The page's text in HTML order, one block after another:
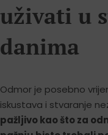
uživati u
danima
Odmor je posebno
iskustava i stvaranje
pažljivo kao što za